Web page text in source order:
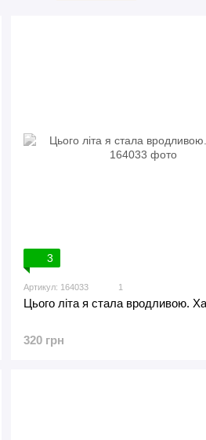
3
Артикул: 164033 1
Цього літа я стала вродливою.
320 грн